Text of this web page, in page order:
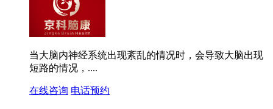
当大脑内神经系统出现紊乱的情况时，会导致大脑出现
短路的情况，....
在线咨询 电话预约